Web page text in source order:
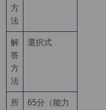
方
法
解
答
方
法
選択式
所
65分（能力